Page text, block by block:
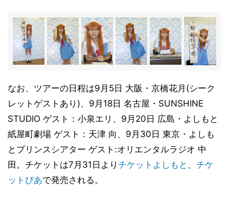
なお、ツアーの日程は9月5日 大阪・京橋花月(シーク
レットゲストあり)、9月18日 名古屋・SUNSHINE
STUDIO ゲスト：小泉エリ、9月20日 広島・よしもと
紙屋町劇場 ゲスト：天津 向、9月30日 東京・よしも
とプリンスシアター ゲスト:オリエンタルラジオ 中
田。チケットは7月31日より チケットよしもと 、 チケ
ットぴあで発売される。